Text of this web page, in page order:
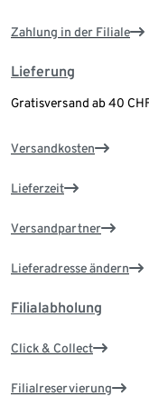
Zahlung in der Filiale
Lieferung
Gratisversand ab 40
Versandkosten
Lieferzeit
Versandpartner
Lieferadresse ändern
Filialabholung
Click & Collect
Filialreservierung